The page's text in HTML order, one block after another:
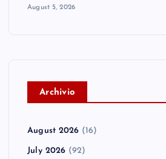
August 5, 2026
Archivio
August 2026 (16)
July 2026 (92)